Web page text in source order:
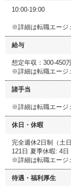
10:00-19:00
※詳細は転職エージ
給与
想定年収：300-450
※詳細は転職エージ
諸手当
※詳細は転職エージ
休日・休暇
完全週休2日制（土
121日 夏季休暇: 4日
※詳細は転職エージ
待遇・福利厚生